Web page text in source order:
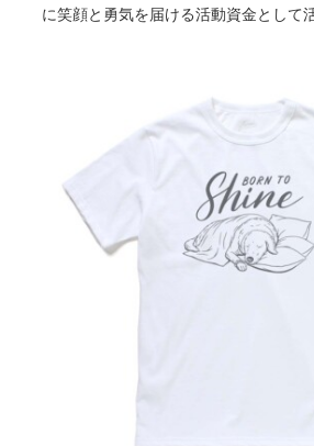
に笑顔と勇気を届ける活動資金として